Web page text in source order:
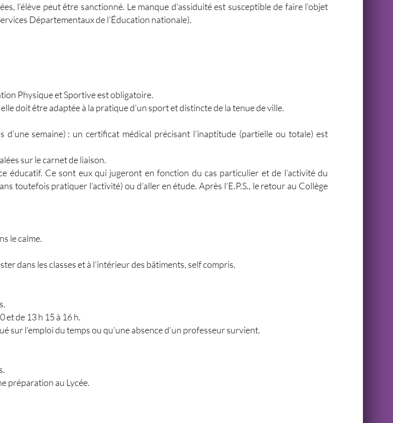
l’élève peut être sanctionné. Le manque d’assiduité est susceptible de faire l’objet
Départementaux de l’Éducation nationale).
Physique et Sportive est obligatoire.
doit être adaptée à la pratique d’un sport et distincte de la tenue de ville.
semaine) : un certificat médical précisant l’inaptitude (partielle ou totale) est
sur le carnet de liaison.
éducatif. Ce sont eux qui jugeront en fonction du cas particulier et de l’activité du
toutefois pratiquer l’activité) ou d’aller en étude. Après l’E.P.S., le retour au Collège
le calme.
dans les classes et à l’intérieur des bâtiments, self compris.
et de 13 h 15 à 16 h.
sur l’emploi du temps ou qu’une absence d’un professeur survient.
préparation au Lycée.